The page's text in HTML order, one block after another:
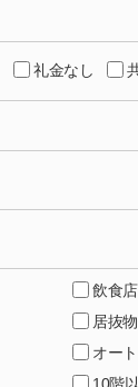
礼金なし
飲食
居抜
オー